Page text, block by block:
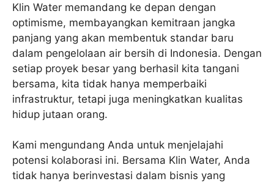
Klin Water memandang ke depan dengan
optimisme, membayangkan kemitraan jangka
panjang yang akan membentuk standar baru
dalam pengelolaan air bersih di Indonesia. Dengan
setiap proyek besar yang berhasil kita tangani
bersama, kita tidak hanya memperbaiki
infrastruktur, tetapi juga meningkatkan kualitas
hidup jutaan orang.
Kami mengundang Anda untuk menjelajahi
potensi kolaborasi ini. Bersama Klin Water, Anda
tidak hanya berinvestasi dalam bisnis yang